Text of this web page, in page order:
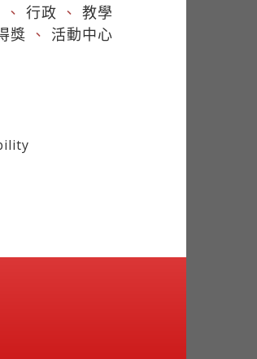
、 行政 、 教學
獎 、 活動中心